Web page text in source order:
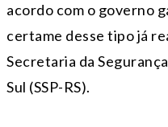
acordo com o governo
certame desse tipo já
Secretaria da
Sul (SSP-RS).